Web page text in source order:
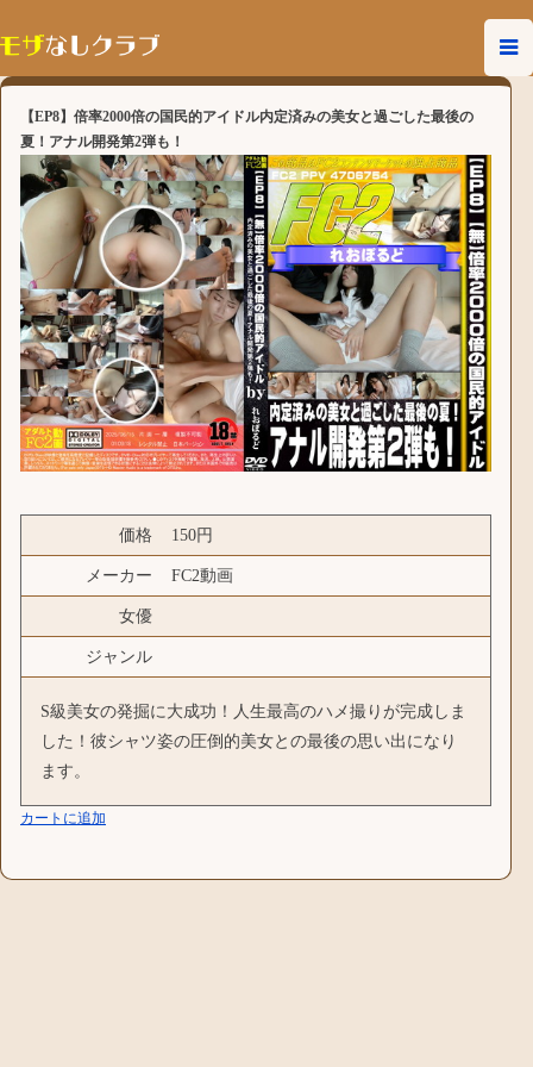
【EP8】倍率2000倍の国民的アイドル内定済みの美女と過ごした最後の
夏！アナル開発第2弾も！
価格 150円
メーカー FC2動画
女優
ジャンル
S級美女の発掘に大成功！人生最高のハメ撮りが完成しま
した！彼シャツ姿の圧倒的美女との最後の思い出になり
ます。
カートに追加